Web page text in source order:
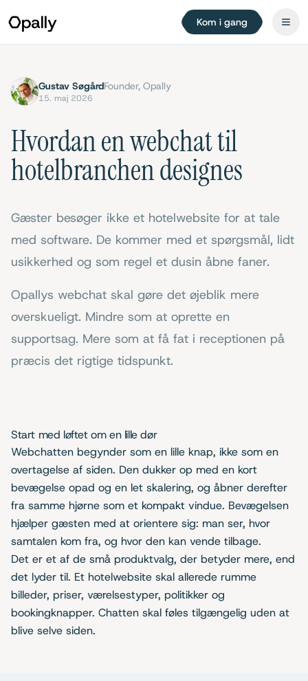
Kom i gang
Gustav SøgårdFounder, Opally
15. maj 2026
Hvordan en webchat til
hotelbranchen designes
Gæster besøger ikke et hotelwebsite for at tale
med software. De kommer med et spørgsmål, lidt
usikkerhed og som regel et dusin åbne faner.
Opallys webchat skal gøre det øjeblik mere
overskueligt. Mindre som at oprette en
supportsag. Mere som at få fat i receptionen på
præcis det rigtige tidspunkt.
Start med løftet om en lille dør
Webchatten begynder som en lille knap, ikke som en
overtagelse af siden. Den dukker op med en kort
bevægelse opad og en let skalering, og åbner derefter
fra samme hjørne som et kompakt vindue. Bevægelsen
hjælper gæsten med at orientere sig: man ser, hvor
samtalen kom fra, og hvor den kan vende tilbage.
Det er et af de små produktvalg, der betyder mere, end
det lyder til. Et hotelwebsite skal allerede rumme
billeder, priser, værelsestyper, politikker og
bookingknapper. Chatten skal føles tilgængelig uden at
blive selve siden.